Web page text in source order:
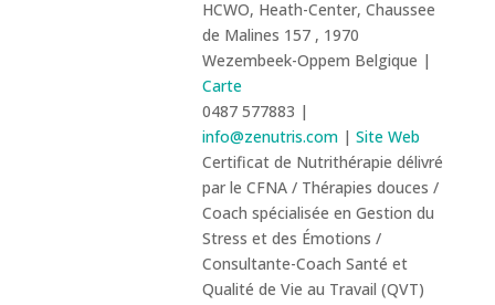
HCWO, Heath-Center, Chaussee
de Malines 157 , 1970
Wezembeek-Oppem Belgique |
Carte
0487 577883 |
info@zenutris.com| Site Web
Certificat de Nutrithérapie délivré
par le CFNA / Thérapies douces /
Coach spécialisée en Gestion du
Stress et des Émotions /
Consultante-Coach Santé et
Qualité de Vie au Travail (QVT)